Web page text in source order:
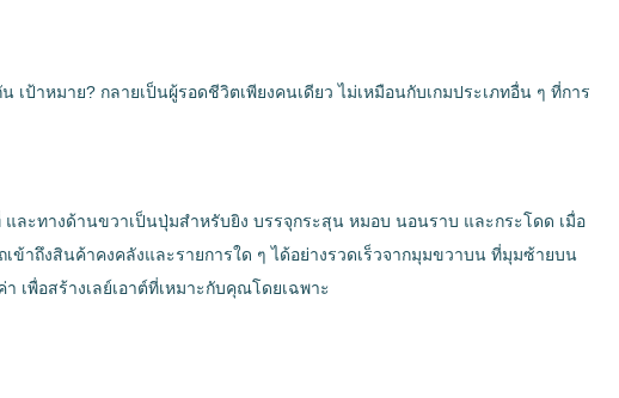
าหมาย? กลายเป็นผู้รอดชีวิตเพียงคนเดียว ไม่เหมือนกับเกมประเภทอื่น ๆ ที่การ
ะทางด้านขวาเป็นปุ่มสำหรับยิง บรรจุกระสุน หมอบ นอนราบ และกระโดด เมื่อ
ถึงสินค้าคงคลังและรายการใด ๆ ได้อย่างรวดเร็วจากมุมขวาบน ที่มุมซ้ายบน
พื่อสร้างเลย์เอาต์ที่เหมาะกับคุณโดยเฉพาะ